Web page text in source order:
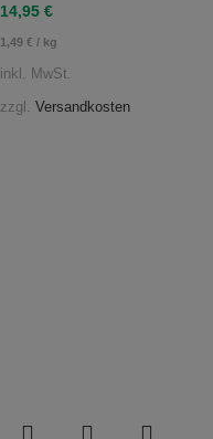
14,95€
1,49€ / kg
inkl. MwSt.
zzgl.Versandkosten